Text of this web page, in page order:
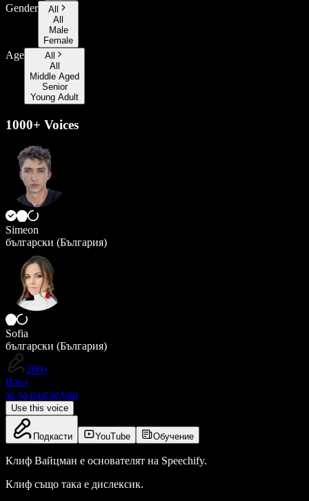
Gender
All
All
Male
Female
Age
All
All
Middle Aged
Senior
Young Adult
1000+ Voices
Simeon
български (България)
Sofia
български (България)
200+
Влез
за да разгледаш
Use this voice
Подкасти YouTube Обучение
Клиф Вайцман е основателят на Speechify.
Клиф също така е дислексик.